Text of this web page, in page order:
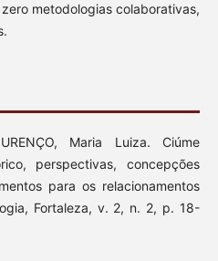
metodologias colaborativas,
Maria Luiza. Ciúme
perspectivas, concepções
para os relacionamentos
Fortaleza, v. 2, n. 2, p. 18-